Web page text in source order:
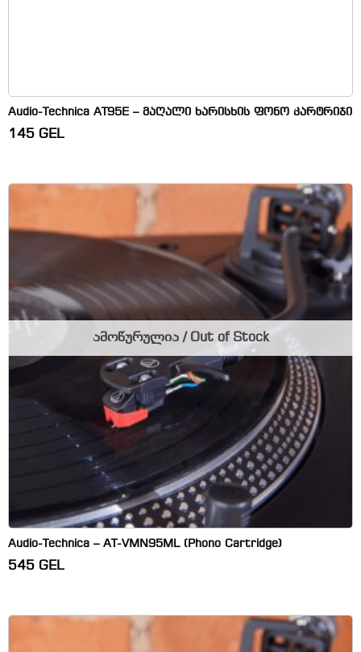
Audio-Technica AT95E – მაღალი ხარისხის ფონო კარტრიჯი
145 GEL
Audio-Technica – AT-VMN95ML (Phono Cartridge)
545 GEL
ამოწურულია / Out of Stock